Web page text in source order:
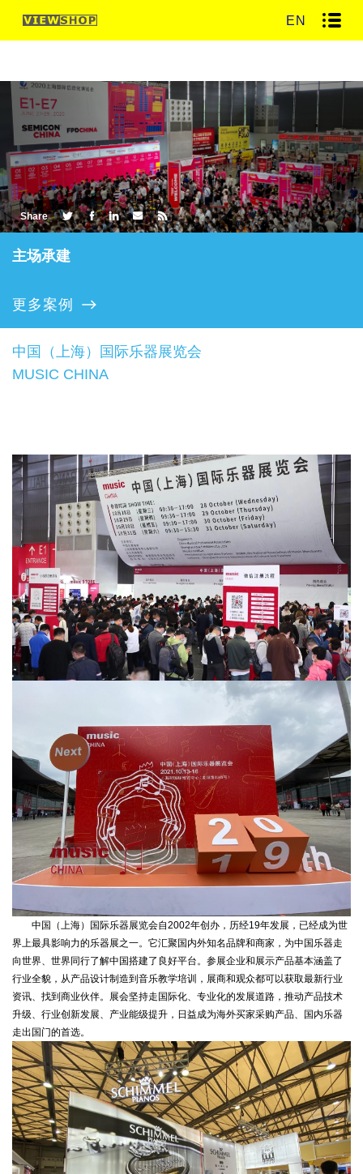
EN
Share
主场承建
更多案例
中国（上海）国际乐器展览会
MUSIC CHINA
中国（上海）国际乐器展览会自2002年创办，历经19年发展，已经成为世
界上最具影响力的乐器展之一。它汇聚国内外知名品牌和商家，为中国乐器走
向世界、世界同行了解中国搭建了良好平台。参展企业和展示产品基本涵盖了
行业全貌，从产品设计制造到音乐教学培训，展商和观众都可以获取最新行业
资讯、找到商业伙伴。展会坚持走国际化、专业化的发展道路，推动产品技术
升级、行业创新发展、产业能级提升，日益成为海外买家采购产品、国内乐器
走出国门的首选。